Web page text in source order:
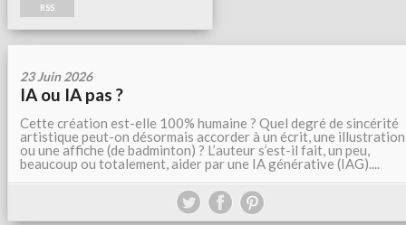
RSS
23 Juin 2026
IA ou IA pas ?
Cette création est-elle 100% humaine ? Quel degré de sincérité
artistique peut-on désormais accorder à un écrit, une illustration
ou une affiche (de badminton) ? L’auteur s’est-il fait, un peu,
beaucoup ou totalement, aider par une IA générative (IAG)....